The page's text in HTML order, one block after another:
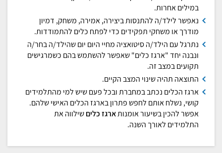
במילים אחרות.
נאפשר לילד/ה להתנסות ביצירה, אמירה, משחק, דמיון
מודרך או משחקי תפקידים כדי לפתח כלים להתמודדות.
נתרגל עם הילד/ה סיטואציה מחיי היום יום שהילד/ה בחר/ה
ונבנה יחד "ארגז כלים" שאפשר להשתמש בהם כשמרגישים
תקועים במצב זה.
התוצאה תהיה שינוי המצב הקיים.
ארגז הכלים נכתב במחברת ובכל פעם שיש למי מהתלמידים
קושי, נשלח אותם לחפש פתרון בארגז הכלים האישי שלהם.
אפשר להכין בשיעור אומנותארגז כליםשילווה את
התלמידים לאורך השנה.